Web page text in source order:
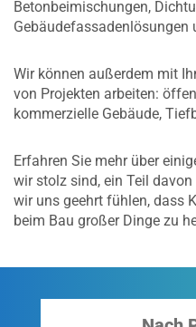
Betonbeimischungen,
Gebäudefassadenlösungen
Wir können außerdem mit
von Projekten arbeiten:
kommerzielle Gebäude,
Erfahren Sie mehr über
wir stolz sind, ein Teil
wir uns geehrt fühlen, dass
beim Bau großer Dinge zu